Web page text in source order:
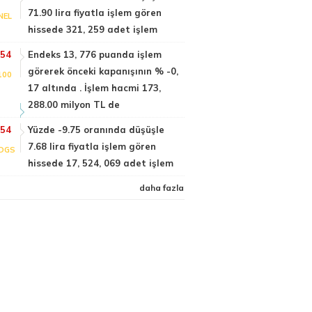
71.90 lira fiyatla işlem gören
hissede 321, 259 adet işlem
Endeks 13, 776 puanda işlem
görerek önceki kapanışının % -0,
17 altında . İşlem hacmi 173,
288.00 milyon TL de
Yüzde -9.75 oranında düşüşle
7.68 lira fiyatla işlem gören
hissede 17, 524, 069 adet işlem
daha fazla